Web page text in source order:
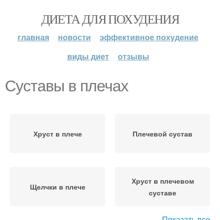
ДИЕТА ДЛЯ ПОХУДЕНИЯ
главная новости
эффективное похудение
виды диет
отзывы
Суставы в плечах
Хруст в плече Плечевой сустав
Щелчки в плече
Хруст в плечевом
суставе